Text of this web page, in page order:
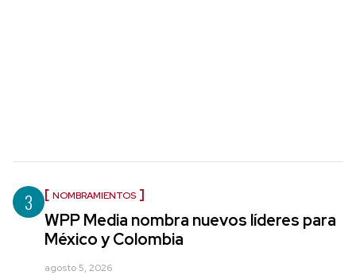
3 NOMBRAMIENTOS
WPP Media nombra nuevos líderes para
México y Colombia
agosto 5, 2026